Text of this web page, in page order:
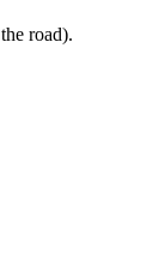
road).